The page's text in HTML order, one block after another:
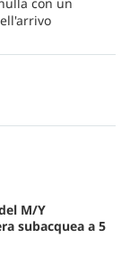
M/Y
subacquea a 5